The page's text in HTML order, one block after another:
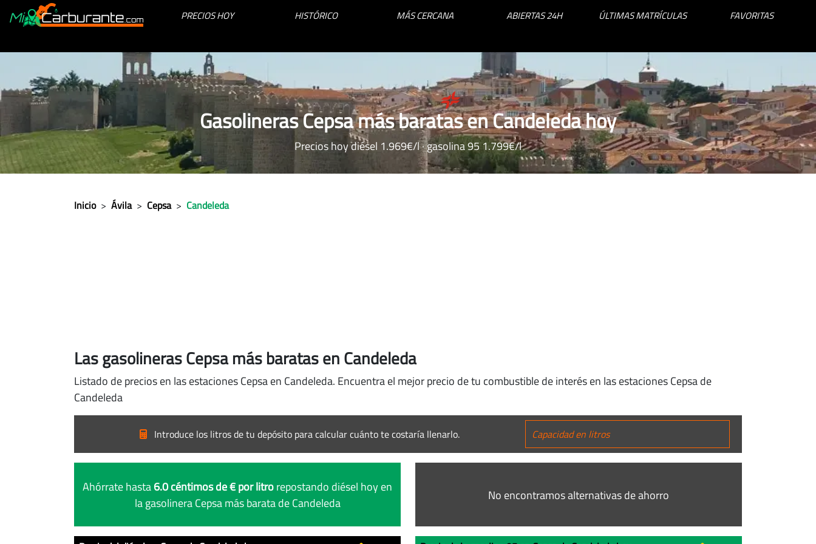
PRECIOS HOY HISTÓRICO MÁS CERCANA ABIERTAS 24H ÚLTIMAS MATRÍCULAS FAVORITAS
Gasolineras Cepsa más baratas en Candeleda hoy
Precios hoy diésel 1.969€/l · gasolina 95 1.799€/l
Inicio > Ávila > Cepsa > Candeleda
Las gasolineras Cepsa más baratas en Candeleda
Listado de precios en las estaciones Cepsa en Candeleda. Encuentra el mejor precio de tu combustible de interés en las estaciones Cepsa de
Candeleda
Introduce los litros de tu depósito para calcular cuánto te costaría llenarlo.
Ahórrate hasta6.0 céntimos de € por litrorepostando diésel hoy en
la gasolinera Cepsa más barata de Candeleda
No encontramos alternativas de ahorro